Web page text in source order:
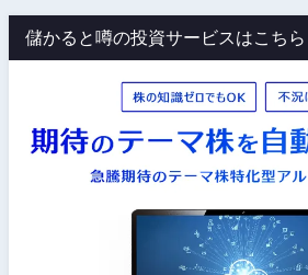
儲かると噂の投資サービスはこちら